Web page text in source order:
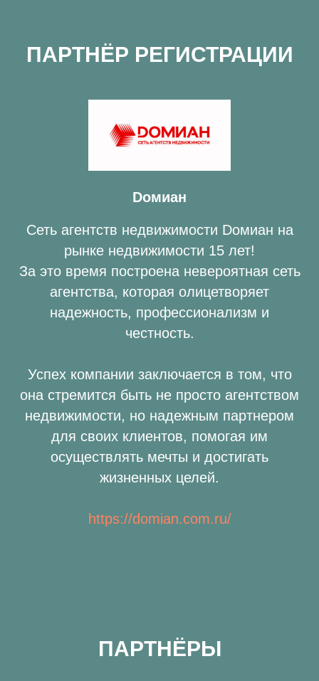
ПАРТНЁР РЕГИСТРАЦИИ
Dомиан
Сеть агентств недвижимости Dомиан на
рынке недвижимости 15 лет!
За это время построена невероятная сеть
агентства, которая олицетворяет
надежность, профессионализм и
честность.
Успех компании заключается в том, что
она стремится быть не просто агентством
недвижимости, но надежным партнером
для своих клиентов, помогая им
осуществлять мечты и достигать
жизненных целей.
https://domian.com.ru/
ПАРТНЁРЫ